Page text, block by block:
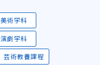
美術学科
演劇学科
芸術教養課程